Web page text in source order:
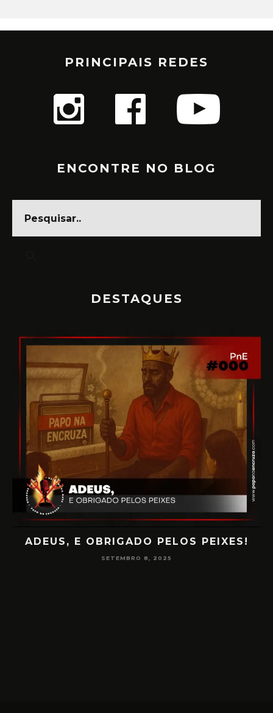
PRINCIPAIS REDES
ENCONTRE NO BLOG
DESTAQUES
PAPO NA ENCRUZA 180 – CONSCIÊNCIA